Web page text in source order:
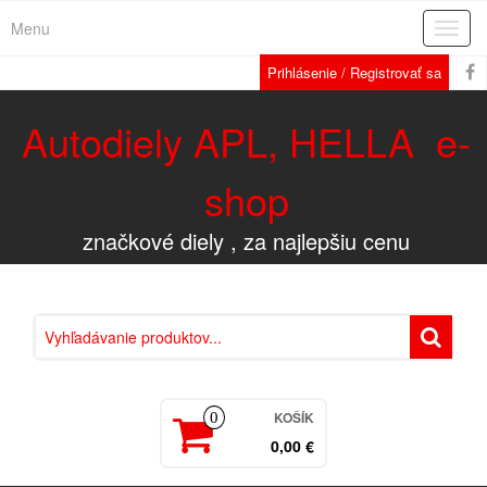
Menu
Prihlásenie / Registrovať sa
Autodiely APL, HELLA e-
shop
značkové diely , za najlepšiu cenu
0 KOŠÍK
0,00 €